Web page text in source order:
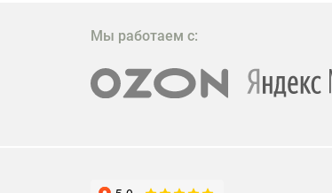
Мы работаем с: